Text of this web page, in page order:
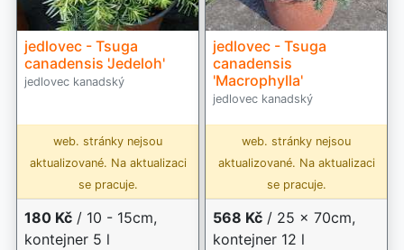
jedlovec - Tsuga
canadensis 'Jedeloh'
jedlovec kanadský
web. stránky nejsou
aktualizované. Na aktualizaci
se pracuje.
180 Kč / 10 - 15cm,
kontejner 5 l
jedlovec - Tsuga
canadensis
'Macrophylla'
jedlovec kanadský
web. stránky nejsou
aktualizované. Na aktualizaci
se pracuje.
568 Kč / 25 x 70cm,
kontejner 12 l